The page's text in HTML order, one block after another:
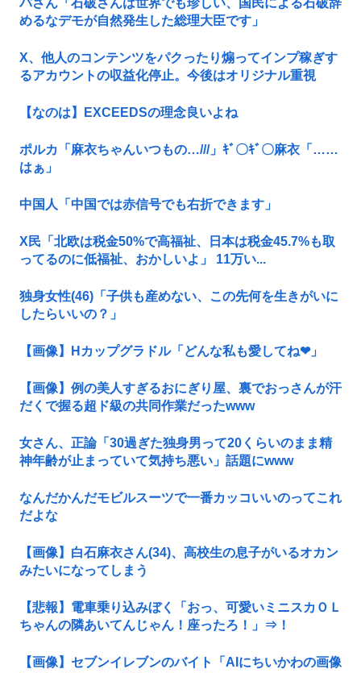
めるなデモが自然発生した総理大臣です」
X、他人のコンテンツをパクったり煽ってインプ稼ぎす
るアカウントの収益化停止。今後はオリジナル重視
【なのは】EXCEEDSの理念良いよね
ポルカ「麻衣ちゃんいつもの…///」ｷﾞ〇ｷﾞ〇麻衣「……
はぁ」
中国人「中国では赤信号でも右折できます」
X民「北欧は税金50%で高福祉、日本は税金45.7%も取
ってるのに低福祉、おかしいよ」 11万い...
独身女性(46)「子供も産めない、この先何を生きがいに
したらいいの？」
【画像】Hカップグラドル「どんな私も愛してね❤」
【画像】例の美人すぎるおにぎり屋、裏でおっさんが汗
だくで握る超ド級の共同作業だったwww
女さん、正論「30過ぎた独身男って20くらいのまま精
神年齢が止まっていて気持ち悪い」話題にwww
なんだかんだモビルスーツで一番カッコいいのってこれ
だよな
【画像】白石麻衣さん(34)、高校生の息子がいるオカン
みたいになってしまう
【悲報】電車乗り込みぼく「おっ、可愛いミニスカＯＬ
ちゃんの隣あいてんじゃん！座ったろ！」⇒！
【画像】セブンイレブンのバイト「AIにちいかわの画像